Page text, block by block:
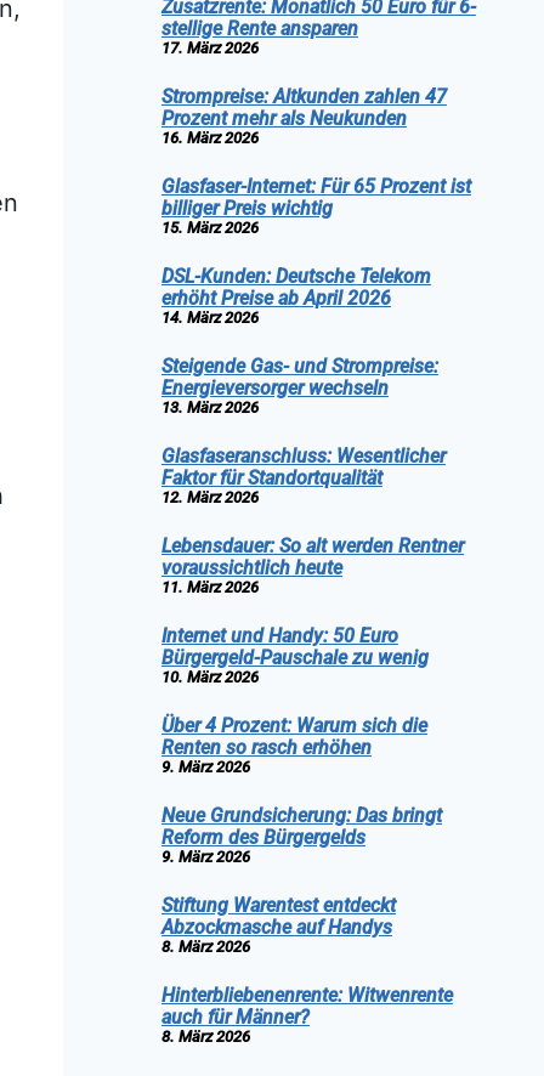
Zusatzrente: Monatlich 50 Euro für 6-
stellige Rente ansparen
17. März 2026
Strompreise: Altkunden zahlen 47
Prozent mehr als Neukunden
16. März 2026
Glasfaser-Internet: Für 65 Prozent ist
billiger Preis wichtig
15. März 2026
DSL-Kunden: Deutsche Telekom
erhöht Preise ab April 2026
14. März 2026
Steigende Gas- und Strompreise:
Energieversorger wechseln
13. März 2026
Glasfaseranschluss: Wesentlicher
Faktor für Standortqualität
12. März 2026
Lebensdauer: So alt werden Rentner
voraussichtlich heute
11. März 2026
Internet und Handy: 50 Euro
Bürgergeld-Pauschale zu wenig
10. März 2026
Über 4 Prozent: Warum sich die
Renten so rasch erhöhen
9. März 2026
Neue Grundsicherung: Das bringt
Reform des Bürgergelds
9. März 2026
Stiftung Warentest entdeckt
Abzockmasche auf Handys
8. März 2026
Hinterbliebenenrente: Witwenrente
auch für Männer?
8. März 2026